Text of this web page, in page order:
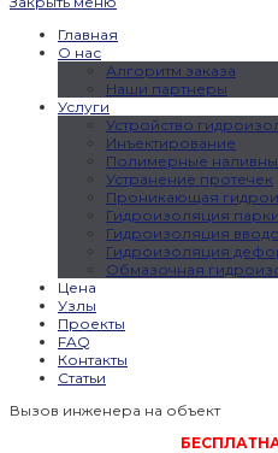
Главная
О нас
Алгоритм заказа
Наши партнеры
Услуги
Устройство
Инъектирование
Полимерные
Устранение протечек
Проникающая
Гидроизоляция
Гидроизоляция
Гидроизоляция
Обмазочная
Цена
Узлы
Проекты
FAQ
Контакты
Статьи
Вызов инженера на объект